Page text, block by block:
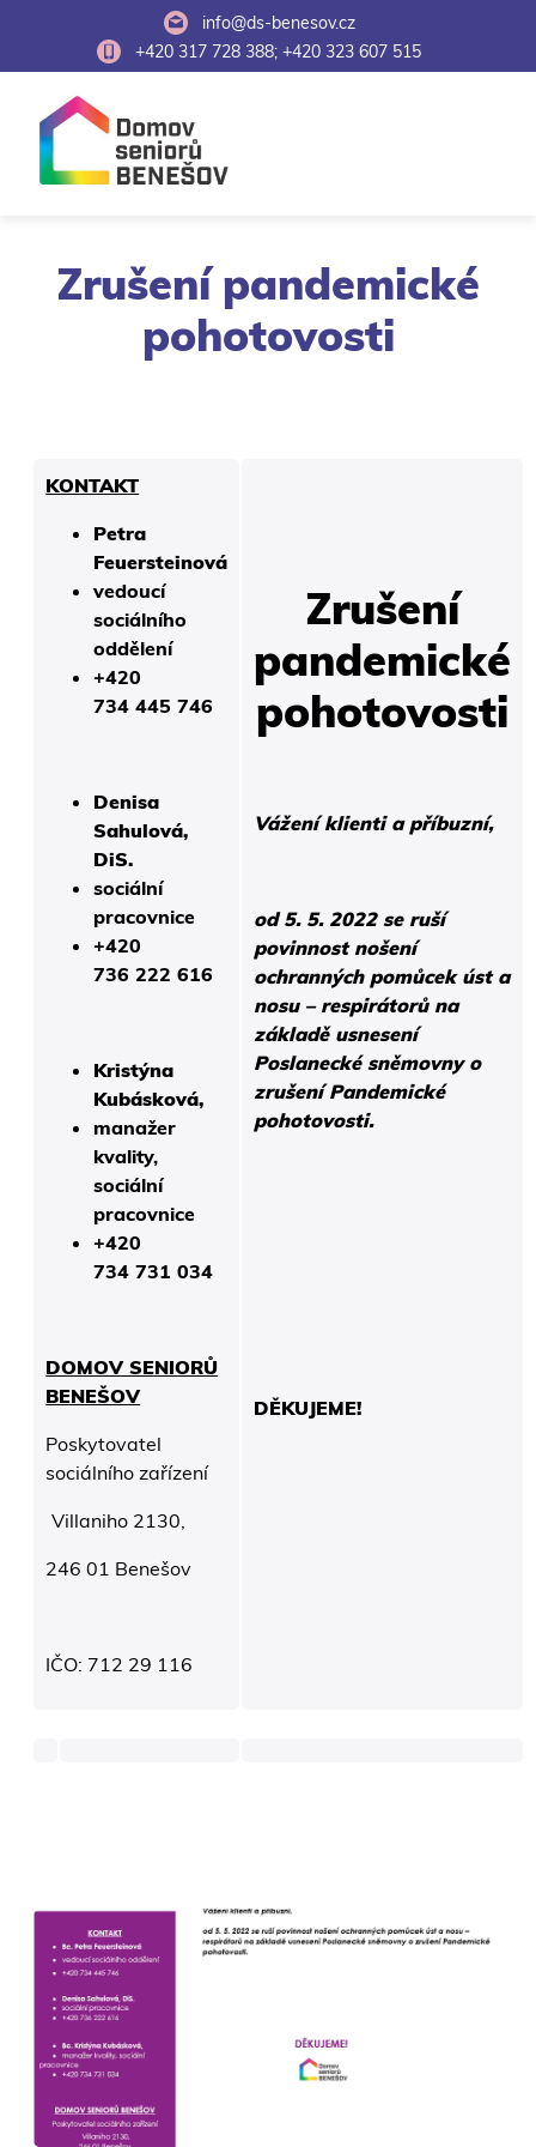
info@ds-benesov.cz
+420 317 728 388; +420 323 607 515
Zrušení pandemické
pohotovosti
KONTAKT
Petra
Feuersteinová
vedoucí
sociálního
oddělení
+420
734 445 746
Denisa
Sahulová,
DiS.
sociální
pracovnice
+420
736 222 616
Kristýna
Kubásková,
manažer
kvality,
sociální
pracovnice
+420
734 731 034
DOMOV SENIORŮ
BENEŠOV
Poskytovatel
sociálního zařízení
Villaniho 2130,
246 01 Benešov
IČO: 712 29 116
Zrušení
pandemické
pohotovosti
Vážení klienti a příbuzní,
od 5. 5. 2022 se ruší
povinnost nošení
ochranných pomůcek úst a
nosu – respirátorů na
základě usnesení
Poslanecké sněmovny o
zrušení Pandemické
pohotovosti.
DĚKUJEME!